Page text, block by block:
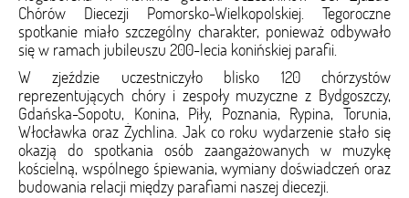
Chórów Diecezji Pomorsko-Wielkopolskiej. Tegoroczne
spotkanie miało szczególny charakter, ponieważ odbywało
się w ramach jubileuszu 200-lecia konińskiej parafii.
W zjeździe uczestniczyło blisko 120 chórzystów
reprezentujących chóry i zespoły muzyczne z Bydgoszczy,
Gdańska-Sopotu, Konina, Piły, Poznania, Rypina, Torunia,
Włocławka oraz Żychlina. Jak co roku wydarzenie stało się
okazją do spotkania osób zaangażowanych w muzykę
kościelną, wspólnego śpiewania, wymiany doświadczeń oraz
budowania relacji między parafiami naszej diecezji.